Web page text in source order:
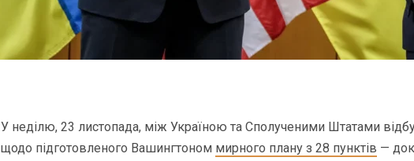
У неділю, 23 листопада, між Україною та Сполученими Штатами
щодо підготовленого Вашингтоном мирного плану з 28 пунктів —